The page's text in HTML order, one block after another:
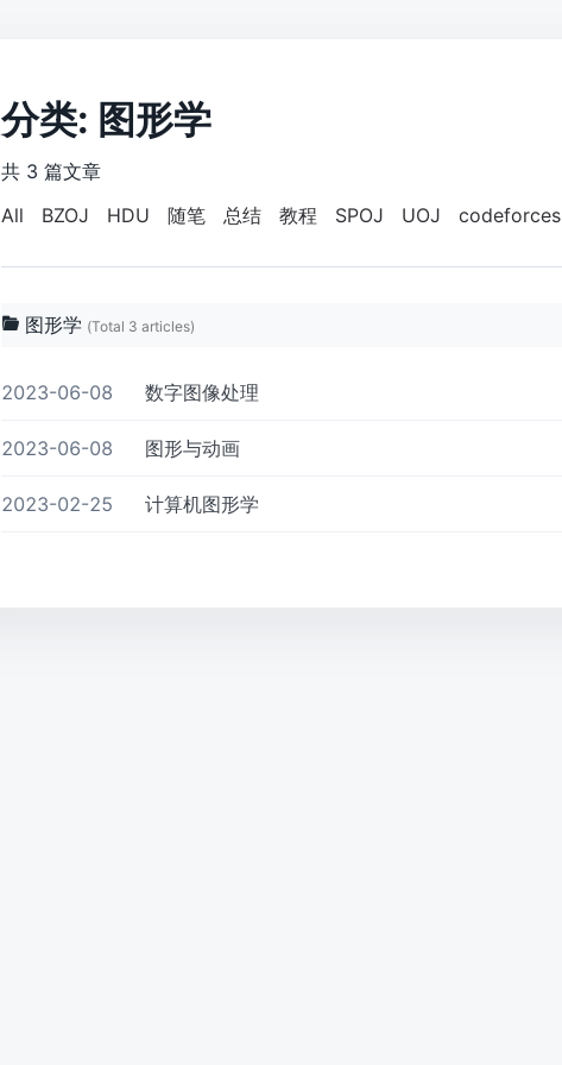
分类: 图形学
共 3 篇文章
All
BZOJ HDU 随笔 总结 教程 SPOJ UOJ codeforces
图形学 (Total 3 articles)
2023-06-08 数字图像处理
2023-06-08 图形与动画
2023-02-25 计算机图形学